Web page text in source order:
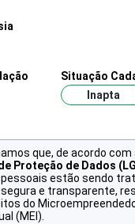
Situação
Inapta
que, de acordo com
Proteção de Dados
estão sendo
e transparente,
do
(MEI).